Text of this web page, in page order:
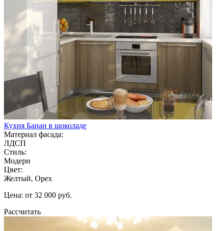
Кухня Банан в шоколаде
Материал фасада:
ЛДСП
Стиль:
Модерн
Цвет:
Желтый, Орех
Цена: от 32 000 руб.
Рассчитать